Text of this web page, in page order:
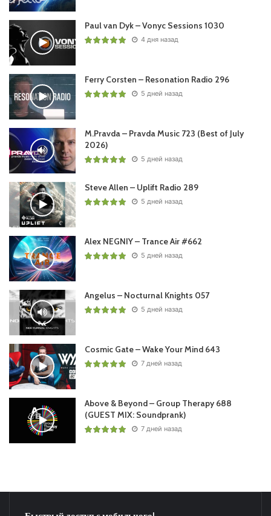
Paul van Dyk – Vonyc Sessions 1030
4 дня назад
Ferry Corsten – Resonation Radio 296
5 дней назад
M.Pravda – Pravda Music 723 (Best of July
2026)
5 дней назад
Steve Allen – Uplift Radio 289
5 дней назад
Alex NEGNIY – Trance Air #662
5 дней назад
Angelus – Nocturnal Knights 057
5 дней назад
Cosmic Gate – Wake Your Mind 643
7 дней назад
Above & Beyond – Group Therapy 688
(GUEST MIX: Soundprank)
7 дней назад